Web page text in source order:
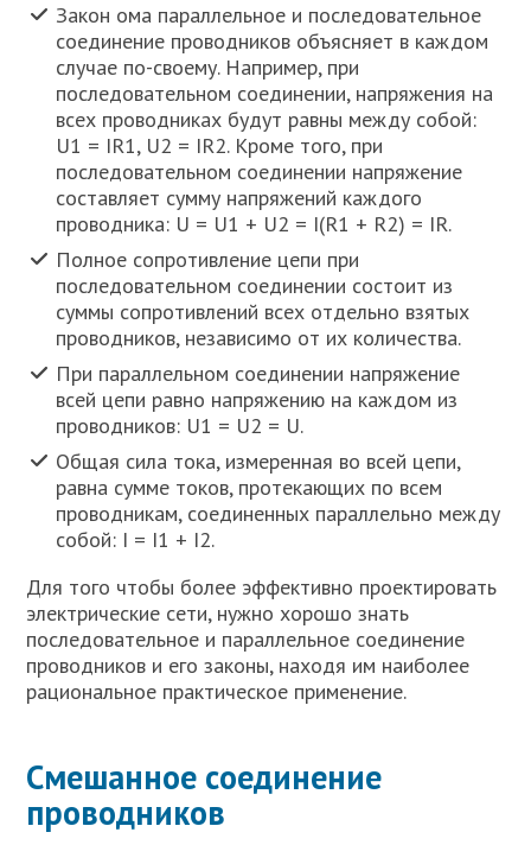
Закон ома параллельное и последовательное
соединение проводников объясняет в каждом
случае по-своему. Например, при
последовательном соединении, напряжения на
всех проводниках будут равны между собой:
U1 = IR1, U2 = IR2. Кроме того, при
последовательном соединении напряжение
составляет сумму напряжений каждого
проводника: U = U1 + U2 = I(R1 + R2) = IR.
Полное сопротивление цепи при
последовательном соединении состоит из
суммы сопротивлений всех отдельно взятых
проводников, независимо от их количества.
При параллельном соединении напряжение
всей цепи равно напряжению на каждом из
проводников: U1 = U2 = U.
Общая сила тока, измеренная во всей цепи,
равна сумме токов, протекающих по всем
проводникам, соединенных параллельно между
собой: I = I1 + I2.
Для того чтобы более эффективно проектировать
электрические сети, нужно хорошо знать
последовательное и параллельное соединение
проводников и его законы, находя им наиболее
рациональное практическое применение.
Смешанное соединение
проводников